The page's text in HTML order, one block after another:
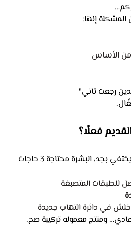
إنها:
الأساس
رجعت تاني"
فعلًا؟
عشان أثر حبوب قديم يبدأ يختفي بجد، البشرة محتاجة 3 حاجات
للطبقات المتصبغة
في دائرة التهاب جديدة
ومنتج معموله تركيبة صح.